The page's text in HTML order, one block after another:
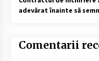
adevărat înainte să
Comentarii